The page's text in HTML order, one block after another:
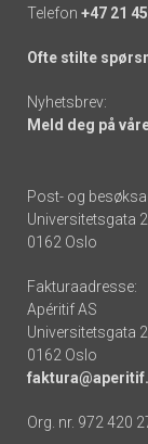
Telefon +47 21
Ofte stilte
Nyhetsbrev:
Meld deg på
Post- og
Universitetsgata
0162 Oslo
Fakturaadresse:
Apéritif AS
Universitetsgata
0162 Oslo
Org. nr. 972 420